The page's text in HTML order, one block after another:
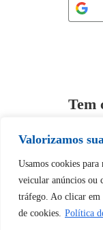
Valorizamos
Usamos cookies para
veicular anúncios ou
tráfego. Ao clicar em
de cookies. Política
Tem